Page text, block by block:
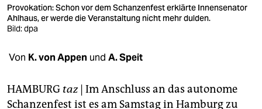
veranstaltungen
shop
fragen & hilfe
abo
Provokation: Schon vor dem Schanzenfest erklärte Innensenator
Ahlhaus, er werde die Veranstaltung nicht mehr dulden.
Bild: dpa
Von K. von Appen und A. Speit
HAMBURG taz| Im Anschluss an das autonome
Schanzenfest ist es am Samstag in Hamburg zu